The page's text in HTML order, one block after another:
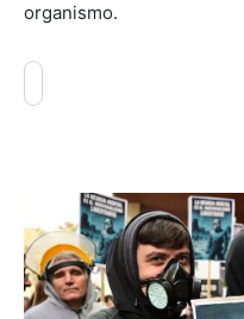
organismo.